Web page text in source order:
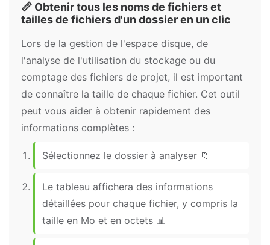
📏 Obtenir tous les noms de fichiers et
tailles de fichiers d'un dossier en un clic
Lors de la gestion de l'espace disque, de
l'analyse de l'utilisation du stockage ou du
comptage des fichiers de projet, il est important
de connaître la taille de chaque fichier. Cet outil
peut vous aider à obtenir rapidement des
informations complètes :
Sélectionnez le dossier à analyser 📁
Le tableau affichera des informations
détaillées pour chaque fichier, y compris la
taille en Mo et en octets 📊